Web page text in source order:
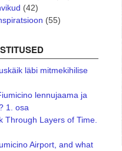
(42)
(55)
läbi mitmekihilise
lennujaama ja
1. osa
Through Layers of Time.
Airport, and what